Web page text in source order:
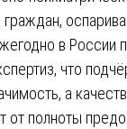
в России
что
а
от полноты